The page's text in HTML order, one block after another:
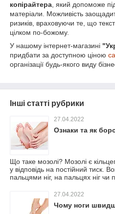
копірайтера , який допоможе
матеріали. Можливість
ризиків, враховуючи те, що
цілком по-божому.
У нашому інтернет-магазині
придбати за доступною ціною
організації будь-якого виду
Інші статті рубрики
27.04.2022
Ознаки та як
Що таке мозолі? Мозолі є
у відповідь на постійний тиск.
пальцями ніг, на пальцях ніг чи
27.04.2022
Чому ноги